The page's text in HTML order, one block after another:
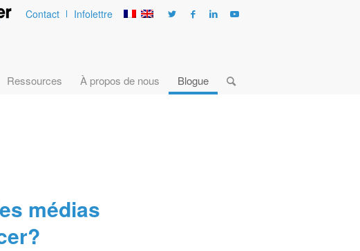
Contact Infolettre
Ressources À propos de nous Blogue
médias